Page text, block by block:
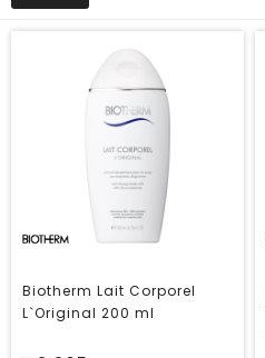
Biotherm Lait Corporel
L`Original 200 ml